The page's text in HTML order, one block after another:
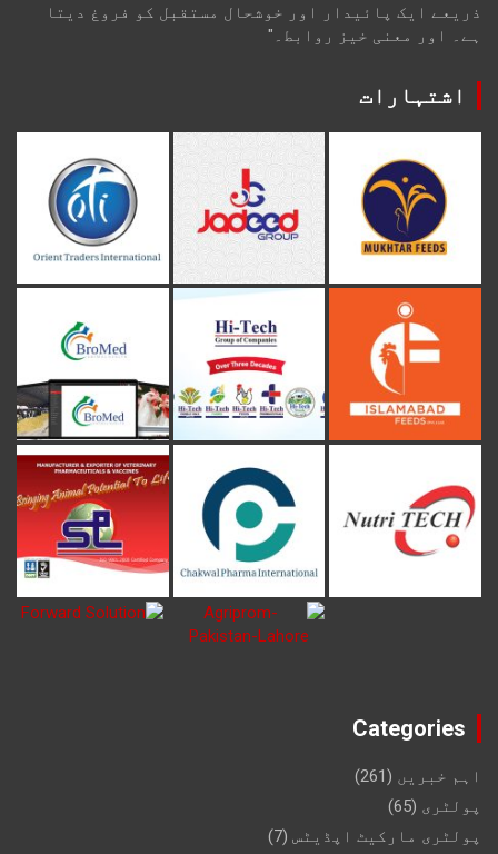
ذریعے ایک پائیدار اور خوشحال مستقبل کو فروغ دیتا
ہے۔ اور معنی خیز روابط۔"
اشتہارات
Categories
اہم خبریں (261)
پولٹری (65)
پولٹری مارکیٹ اپڈیٹس (7)